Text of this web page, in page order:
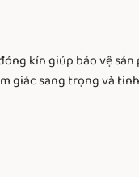
kín giúp bảo vệ
giác sang trọng và